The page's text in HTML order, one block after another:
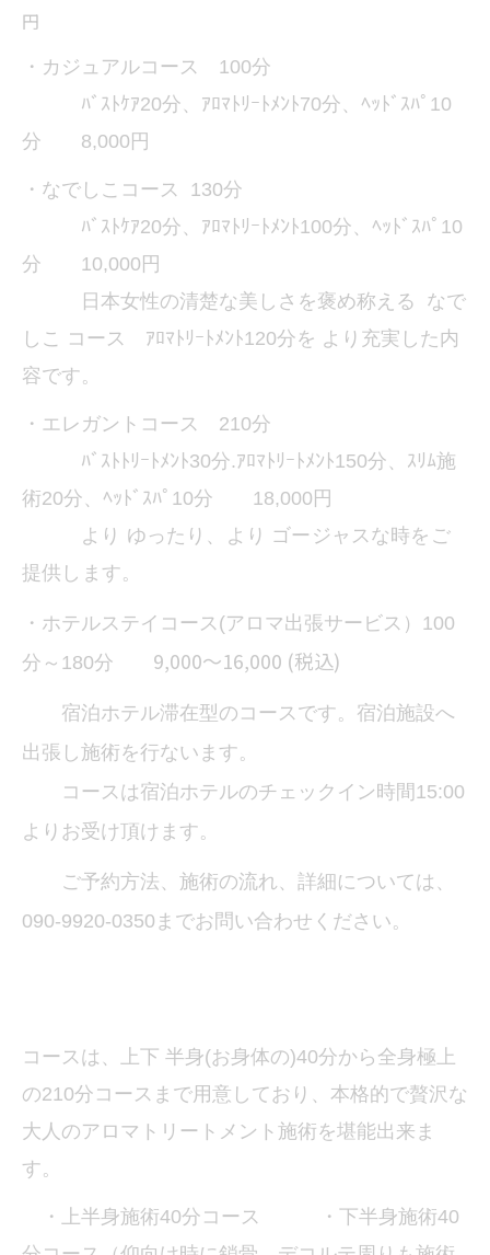
円
・カジュアルコース 100分
ﾊﾞｽﾄｹｱ20分、ｱﾛﾏﾄﾘｰﾄﾒﾝﾄ70分、ﾍｯﾄﾞｽﾊﾟ10
分 8,000円
・なでしこコース 130分
ﾊﾞｽﾄｹｱ20分、ｱﾛﾏﾄﾘｰﾄﾒﾝﾄ100分、ﾍｯﾄﾞｽﾊﾟ10
分 10,000円
日本女性の清楚な美しさを褒め称える なで
しこ コース ｱﾛﾏﾄﾘｰﾄﾒﾝﾄ120分を より充実した内
容です。
・エレガントコース 210分
ﾊﾞｽﾄﾄﾘｰﾄﾒﾝﾄ30分.ｱﾛﾏﾄﾘｰﾄﾒﾝﾄ150分、ｽﾘﾑ施
術20分、ﾍｯﾄﾞｽﾊﾟ10分 18,000円
より ゆったり、より ゴージャスな時をご
提供します。
・ ホテルステイコース(アロマ出張サービス）100
分～180分
9,000～16,000 (税込)
宿泊ホテル滞在型のコースです。宿泊施設へ
出張し施術を行ないます。
コースは宿泊ホテルのチェックイン時間15:00
よりお受け頂けます。
ご予約方法、施術の流れ、詳細については、
090-9920-0350までお問い合わせください。
コースは、上下 半身(お身体の)40分から全身極上
の210分コースまで用意しており、本格的で贅沢な
大人のアロマトリートメント施術を堪能出来ま
す。
・上半身施術40分コース ・下半身施術40